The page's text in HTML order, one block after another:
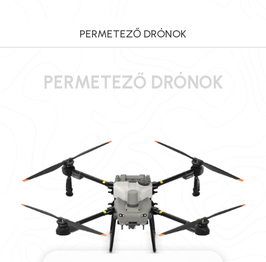
PERMETEZŐ DRÓNOK
PERMETEZŐ DRÓNOK